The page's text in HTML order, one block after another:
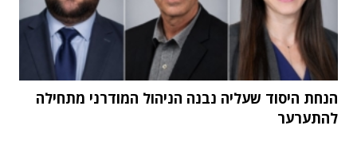
הנחת היסוד שעליה נבנה הניהול המודרני מתחילה
להתערער